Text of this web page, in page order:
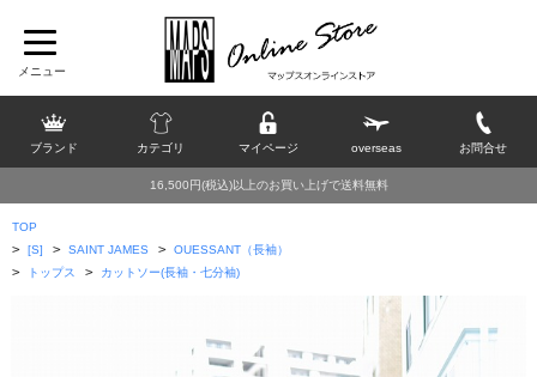
ブランド カテゴリ マイページ overseas お問合せ
16,500円(税込)以上のお買い上げで送料無料
TOP
> [S] > SAINT JAMES > OUESSANT（長袖）
> トップス > カットソー(長袖・七分袖)